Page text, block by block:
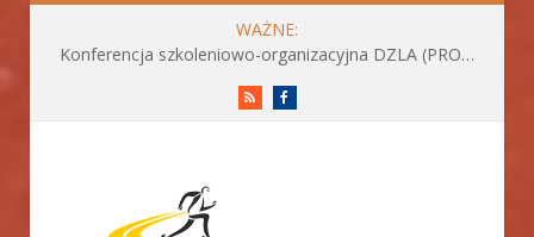
WAŻNE:
Konferencja szkoleniowo-organizacyjna DZLA (PROGRAM już do pobrania)
RSS